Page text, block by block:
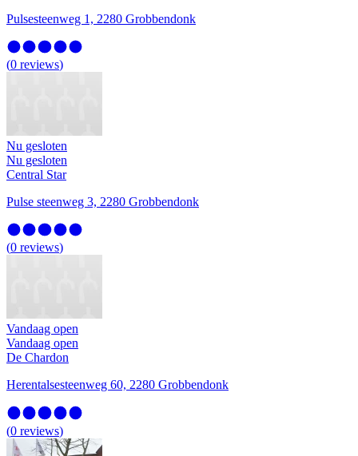
Pulsesteenweg 1, 2280 Grobbendonk
(0 reviews)
Nu gesloten
Nu gesloten
Central Star
Pulse steenweg 3, 2280 Grobbendonk
(0 reviews)
Vandaag open
Vandaag open
De Chardon
Herentalsesteenweg 60, 2280 Grobbendonk
(0 reviews)